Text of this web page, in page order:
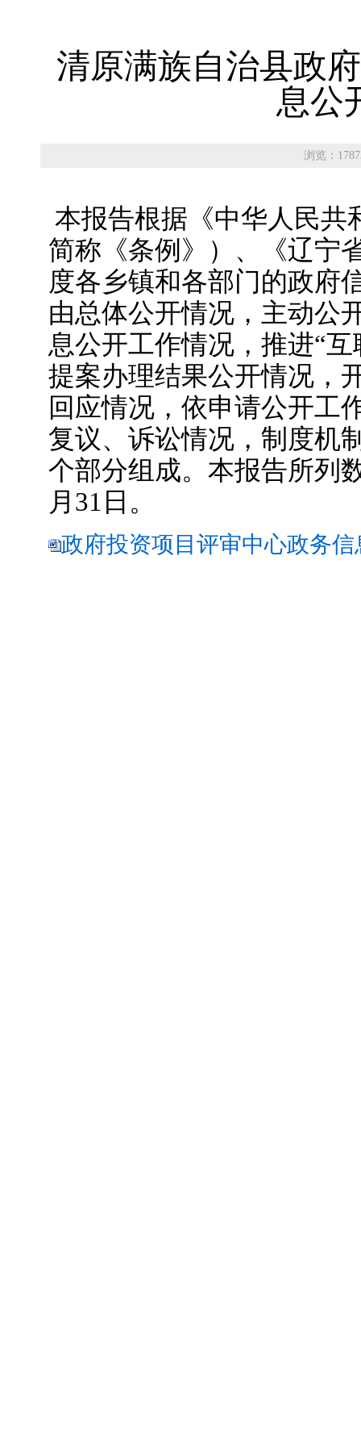
清原满族自治县政
息公
浏览：
本报告根据《中华人民共
简称《条例》）、《辽宁
度各乡镇和各部门的政府
由总体公开情况，主动公
息公开工作情况，推进“
提案办理结果公开情况，
回应情况，依申请公开工
复议、诉讼情况，制度机
个部分组成。本报告所列
月31日。
政府投资项目评审中心政务